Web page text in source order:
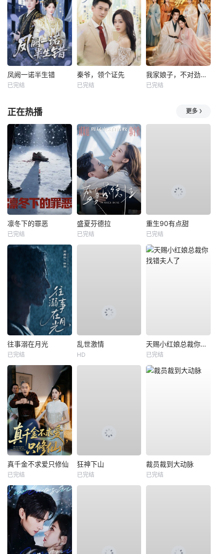
凤阙一诺半生错
已完结
秦爷，领个证先
已完结
我家娘子，不对劲第四季
已完结
正在热播 更多
凛冬下的罪恶
已完结
盛夏芬德拉
已完结
重生90有点甜
已完结
往事溺在月光
已完结
乱世激情
HD
天赐小红娘总裁你找错夫人了
已完结
真千金不求爱只修仙
已完结
狂神下山
已完结
裁员裁到大动脉
已完结